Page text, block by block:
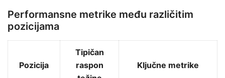
Performansne metrike među različitim
pozicijama
Pozicija
Tipičan
raspon
Ključne metrike